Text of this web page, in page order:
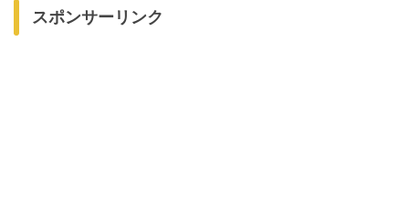
スポンサーリンク